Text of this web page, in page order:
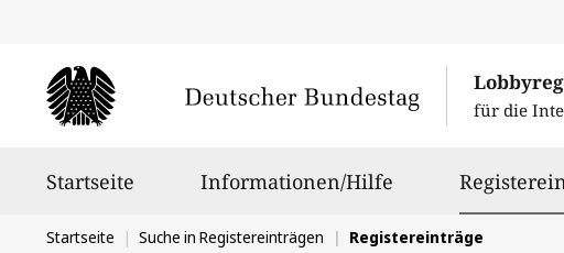
für die
Startseite Informationen/Hilfe
Sie
Startseite Suche in Registereinträgen Registereinträge